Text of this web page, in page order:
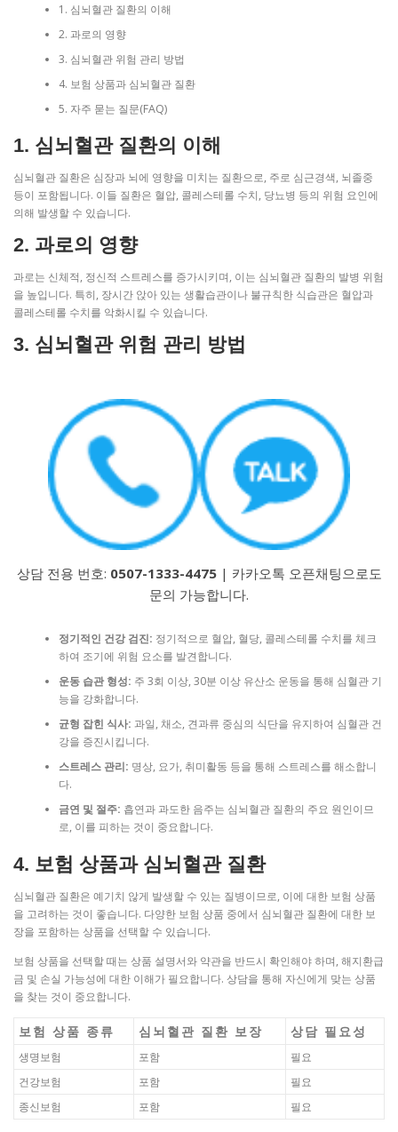
1. 심뇌혈관 질환의 이해
2. 과로의 영향
3. 심뇌혈관 위험 관리 방법
4. 보험 상품과 심뇌혈관 질환
5. 자주 묻는 질문(FAQ)
1. 심뇌혈관 질환의 이해
심뇌혈관 질환은 심장과 뇌에 영향을 미치는 질환으로, 주로 심근경색, 뇌졸중
등이 포함됩니다. 이들 질환은 혈압, 콜레스테롤 수치, 당뇨병 등의 위험 요인에
의해 발생할 수 있습니다.
2. 과로의 영향
과로는 신체적, 정신적 스트레스를 증가시키며, 이는 심뇌혈관 질환의 발병 위험
을 높입니다. 특히, 장시간 앉아 있는 생활습관이나 불규칙한 식습관은 혈압과
콜레스테롤 수치를 악화시킬 수 있습니다.
3. 심뇌혈관 위험 관리 방법
상담 전용 번호: 0507-1333-4475| 카카오톡 오픈채팅으로도
문의 가능합니다.
정기적인 건강 검진: 정기적으로 혈압, 혈당, 콜레스테롤 수치를 체크
하여 조기에 위험 요소를 발견합니다.
운동 습관 형성: 주 3회 이상, 30분 이상 유산소 운동을 통해 심혈관 기
능을 강화합니다.
균형 잡힌 식사: 과일, 채소, 견과류 중심의 식단을 유지하여 심혈관 건
강을 증진시킵니다.
스트레스 관리: 명상, 요가, 취미활동 등을 통해 스트레스를 해소합니
다.
금연 및 절주: 흡연과 과도한 음주는 심뇌혈관 질환의 주요 원인이므
로, 이를 피하는 것이 중요합니다.
4. 보험 상품과 심뇌혈관 질환
심뇌혈관 질환은 예기치 않게 발생할 수 있는 질병이므로, 이에 대한 보험 상품
을 고려하는 것이 좋습니다. 다양한 보험 상품 중에서 심뇌혈관 질환에 대한 보
장을 포함하는 상품을 선택할 수 있습니다.
보험 상품을 선택할 때는 상품 설명서와 약관을 반드시 확인해야 하며, 해지환급
금 및 손실 가능성에 대한 이해가 필요합니다. 상담을 통해 자신에게 맞는 상품
을 찾는 것이 중요합니다.
보험 상품 종류 심뇌혈관 질환 보장 상담 필요성
생명보험 포함
필요
건강보험
포함
필요
종신보험
포함 필요